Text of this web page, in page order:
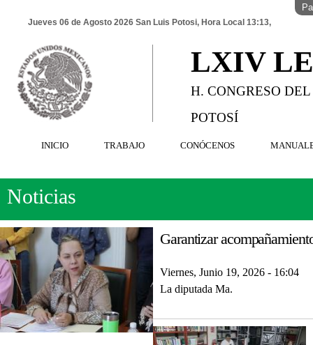
Jueves 06 de Agosto 2026 San Luis Potosi, Hora Local 13:13,
LXIV
H. CONGRESO
POTOSÍ
INICIO TRABAJO CONÓCENOS
Noticias
Garantizar
Viernes, Junio 19, 2026 - 16:04
La diputada Ma.